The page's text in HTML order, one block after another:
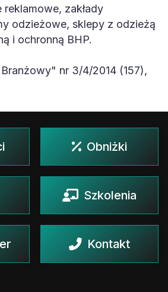
reklamowe, zakłady
odzieżowe, sklepy z odzieżą
i ochronną BHP.
nr 3/4/2014 (157),
Obniżki
Szkolenia
Kontakt